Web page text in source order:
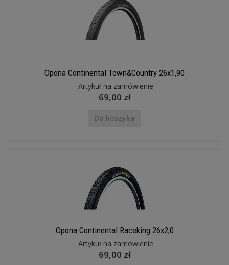
Opona Continental Town&Country 26x1,90
Artykuł na zamówienie
69,00 zł
Do koszyka
Opona Continental Raceking 26x2,0
Artykuł na zamówienie
69,00 zł